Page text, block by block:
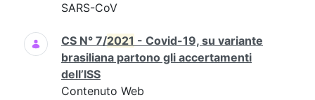
SARS-CoV
CS N° 7/2021 - Covid-19, su variante
brasiliana partono gli accertamenti
dell’ISS
Contenuto Web